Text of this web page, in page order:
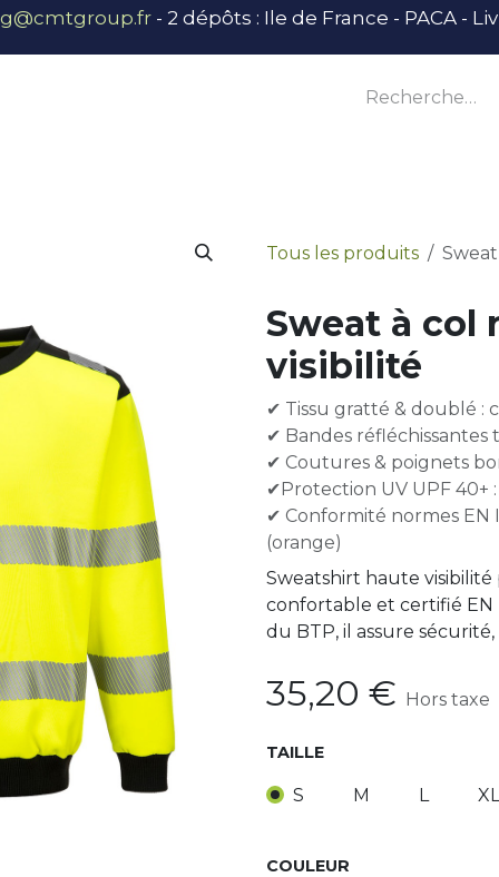
- 2 dépôts : Ile de France - PACA -
Tous les produits
Sweat à col
visibilité
✔ Tissu gratté & doublé :
✔ Bandes réfléchissantes
✔ Coutures & poignets
✔Protection UV UPF 40+
✔ Conformité normes EN
(orange)
Sweatshirt haute
confortable et certifié EN
du BTP, il assure
35,20 € Hors taxe
TAILLE
S M L XL
COULEUR